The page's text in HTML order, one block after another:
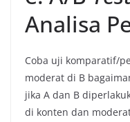
Analisa
Coba uji komparatif/
moderat di B
jika A dan B
di konten dan